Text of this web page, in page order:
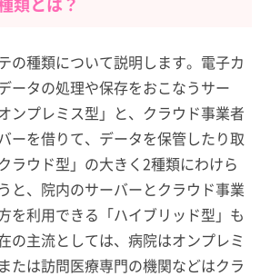
の種類について説明します。電子カ
ータの処理や保存をおこなうサー
ンプレミス型」と、クラウド事業者
ーを借りて、データを保管したり取
ラウド型」の大きく2種類にわけら
と、院内のサーバーとクラウド事業
を利用できる「ハイブリッド型」も
の主流としては、病院はオンプレミ
たは訪問医療専門の機関などはクラ